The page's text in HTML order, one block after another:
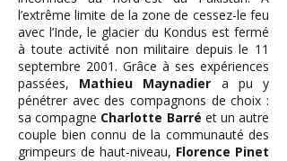
l’extrême limite de la zone de cessez-le feu
avec l’Inde, le glacier du Kondus est fermé
à toute activité non militaire depuis le 11
septembre 2001. Grâce à ses expériences
passées, Mathieu Maynadier a pu y
pénétrer avec des compagnons de choix :
sa compagne Charlotte Barré et un autre
couple bien connu de la communauté des
grimpeurs de haut-niveau, Florence Pinet